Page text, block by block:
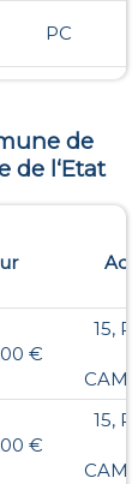
PC
de
de l‘Etat
€
15,
€
15,